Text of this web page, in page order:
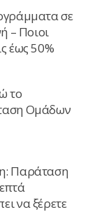
σε
– Ποιοι
έως 50%
το
Ομάδων
Παράταση
να ξέρετε